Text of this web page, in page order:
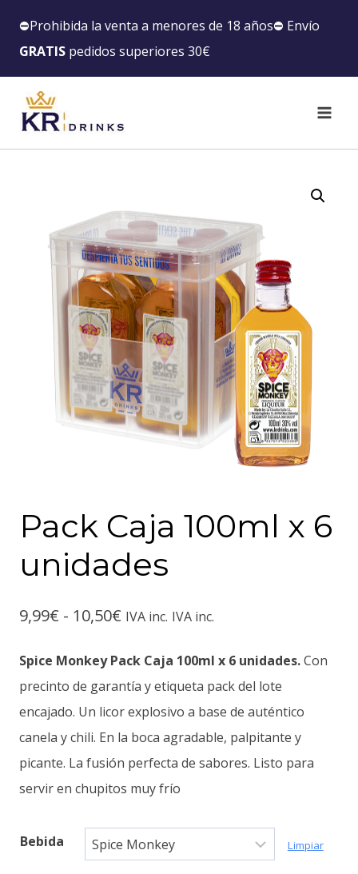
⛔️Prohibida la venta a menores de 18 años⛔️ Envío
GRATIS pedidos superiores 30€
Pack Caja 100ml x 6
unidades
9,99€ - 10,50€ IVA inc. IVA inc.
Spice Monkey Pack Caja 100ml x 6 unidades.Con
precinto de garantía y etiqueta pack del lote
encajado. Un licor explosivo a base de auténtico
canela y chili. En la boca agradable, palpitante y
picante. La fusión perfecta de sabores. Listo para
servir en chupitos muy frío
Bebida Limpiar